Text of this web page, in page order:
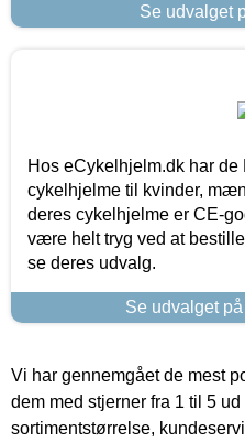
Se udvalget
Hos eCykelhjelm.dk har
cykelhjelme til kvinder,
deres cykelhjelme er CE-
være helt tryg ved at
se deres udvalg.
Se udvalget
Vi har gennemgået de mest
dem med stjerner fra 1 til 5
sortimentstørrelse,